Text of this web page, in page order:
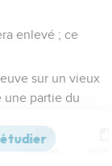
enlevé ; ce
sur un vieux
une partie du
de vieilles